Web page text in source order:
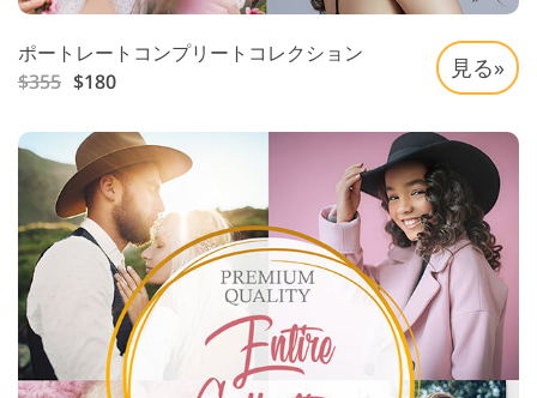
ポートレートコンプリートコレクション
$355 $180
見る»